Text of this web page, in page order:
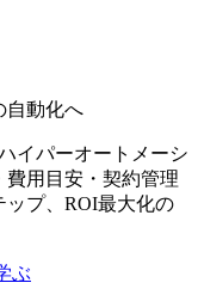
自動化へ
イパーオートメーシ
費用目安・契約管理
ップ、ROI最大化の
ぶ